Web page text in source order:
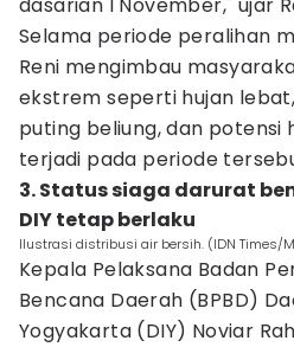
Selama periode peralihan
Reni mengimbau
ekstrem seperti hujan
puting beliung, dan potensi
terjadi pada periode
3. Status siaga darurat
DIY tetap berlaku
Ilustrasi distribusi air bersih. (IDN Times/
Kepala Pelaksana Badan
Bencana Daerah (BPBD)
Yogyakarta (DIY) Noviar